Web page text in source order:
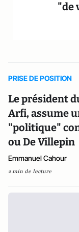
"de
PRISE DE POSITION
Le président
Arfi, assume
"politique"
ou De Villepin
Emmanuel Cahour
2 min de lecture